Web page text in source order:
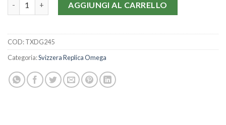
AGGIUNGI AL CARRELLO
COD:TXDG245
Categoria:Svizzera Replica Omega